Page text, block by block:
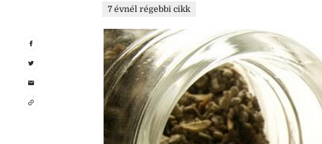
7 évnél régebbi cikk